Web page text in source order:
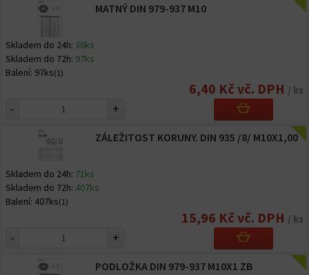
MATNÝ DIN 979-937 M10
Skladem do 24h: 36ks
Skladem do 72h: 97ks
Balení: 97ks(1)
6,40 Kč vč. DPH / ks
- +
ZÁLEŽITOST KORUNY. DIN 935 /8/ M10X1,00
Skladem do 24h: 71ks
Skladem do 72h: 407ks
Balení: 407ks(1)
15,96 Kč vč. DPH / ks
- +
PODLOŽKA DIN 979-937 M10X1 ZB